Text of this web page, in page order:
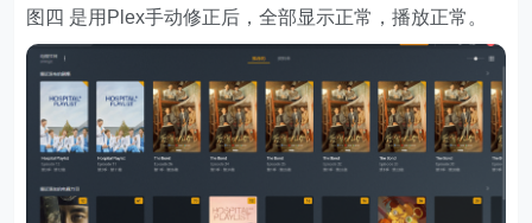
图四 是用Plex手动修正后，全部显示正常，播放正常。